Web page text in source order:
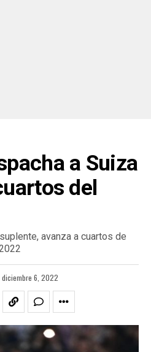
a Suiza
del
avanza a cuartos de
diciembre 6, 2022